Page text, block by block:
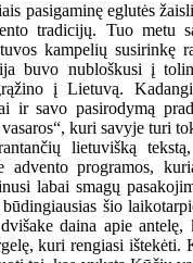
pasigaminę eglutės
tradicijų. Tuo metu
kampelių susirinkę
buvo nubloškusi į
į Lietuvą.
ir savo pasirodymą
kuri savyje turi
lietuvišką
advento programos,
labai smagų
šio
daina apie antelę,
kuri rengiasi ištekėti.